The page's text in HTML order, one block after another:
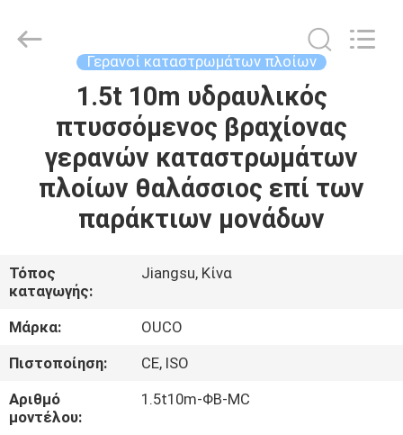
ΠΡΟΪΌΝΤΑ
ΒΊΝΤΕΟ
ΕΜΦΆΝΙΣΗ
VR
ΣΧΕΤΙΚΆ
ΜΕ
ΕΜΆΣ
GROUP
Γερανοί καταστρωμάτων πλοίων
1.5t 10m υδραυλικός
πτυσσόμενος βραχίονας
γερανών καταστρωμάτων
πλοίων θαλάσσιος επί των
παράκτιων μονάδων
Τόπος
καταγωγής:
Jiangsu, Κίνα
Μάρκα:
OUCO
Πιστοποίηση:
CE, ISO
Αριθμό
μοντέλου:
1.5t10m-ΦΒ-MC